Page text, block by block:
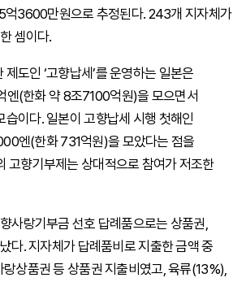
억3600만원으로 추정된다. 243개 지자체가
셈이다.
도인 ‘고향납세’를 운영하는 일본은
(한화 약 8조7100억원)을 모으면서
습이다. 일본이 고향납세 시행 첫해인
엔(한화 731억원)을 모았다는 점을
고향기부제는 상대적으로 참여가 저조한
사랑기부금 선호 답례품으로는 상품권,
다. 지자체가 답례품비로 지출한 금액 중
상품권 등 상품권 지출비였고, 육류(13%),